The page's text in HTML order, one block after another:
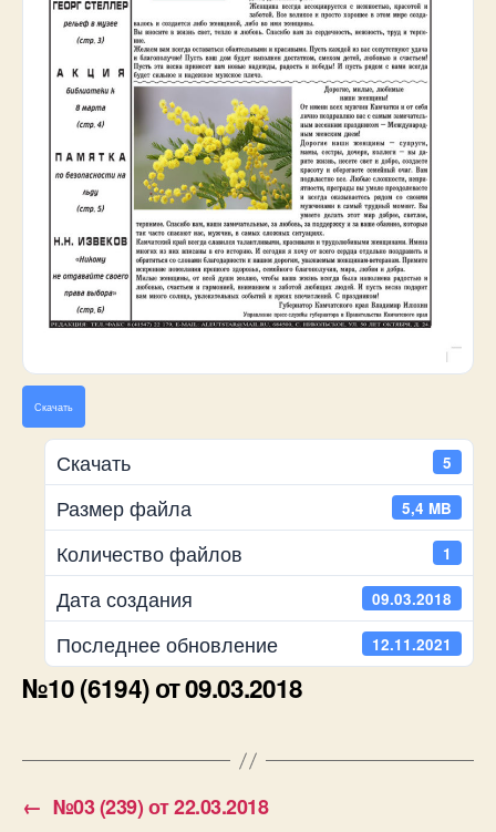
Скачать
Скачать 5
Размер файла 5,4 MB
Количество файлов 1
Дата создания 09.03.2018
Последнее обновление 12.11.2021
№10 (6194) от 09.03.2018
← №03 (239) от 22.03.2018